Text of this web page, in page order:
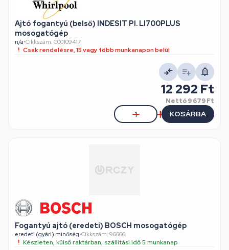
Ajtó fogantyú (belső) INDESIT Pl. LI700PLUS
mosogatógép
n/a•Cikkszám: C00109417
Csak rendelésre, 15 vagy több munkanapon belül
12 292 Ft
Nettó9 679 Ft
KOSÁRBA
Fogantyú ajtó (eredeti) BOSCH mosogatógép
eredeti (gyári) minőség•Cikkszám: 96666
Készleten, külső raktárban, szállítási idő 5 munkanap